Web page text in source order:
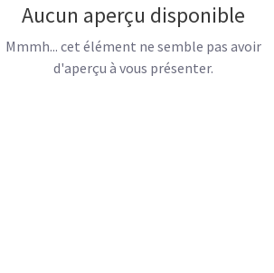
Aucun aperçu disponible
Mmmh... cet élément ne semble pas avoir
d'aperçu à vous présenter.